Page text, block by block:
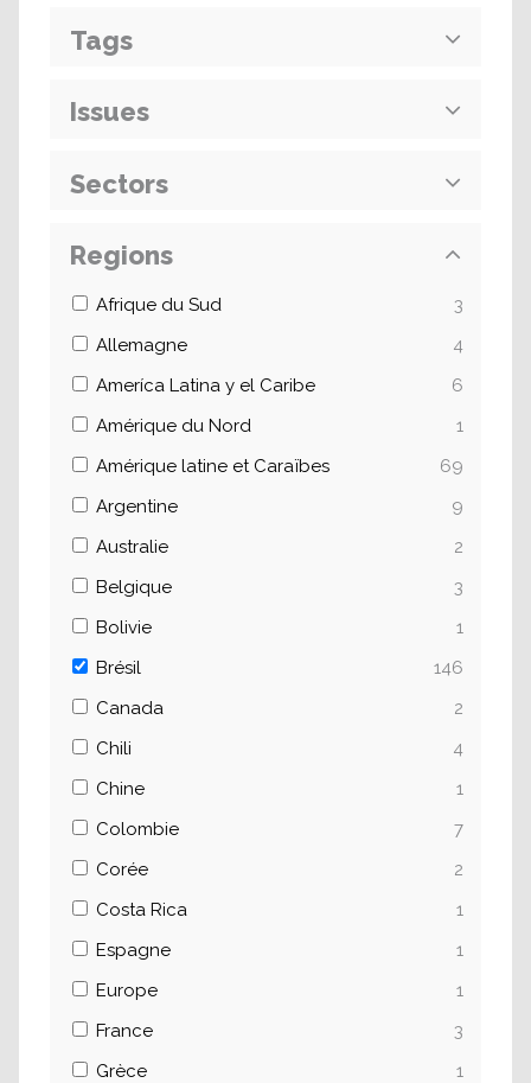
Tags
Issues
Sectors
Regions
Afrique du Sud
3
Allemagne
4
Ameríca Latina y el Caribe
6
Amérique du Nord
1
Amérique latine et Caraïbes
69
Argentine
9
Australie
2
Belgique
3
Bolivie
1
Brésil
146
Canada
2
Chili
4
Chine
1
Colombie
7
Corée
2
Costa Rica
1
Espagne
1
Europe
1
France
3
Grèce
1